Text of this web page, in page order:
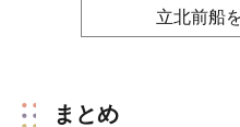
立北前船
まとめ